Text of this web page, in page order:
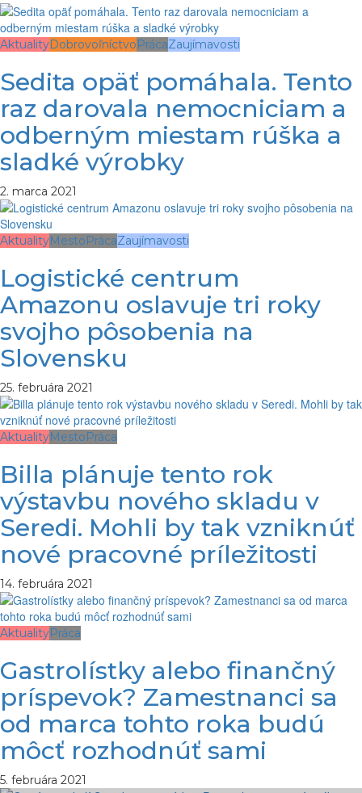
AktualityDobrovoľníctvo PrácaZaujímavosti
Sedita opäť pomáhala. Tento
raz darovala nemocniciam a
odberným miestam rúška a
sladké výrobky
2. marca 2021
AktualityMesto PrácaZaujímavosti
Logistické centrum
Amazonu oslavuje tri roky
svojho pôsobenia na
Slovensku
25. februára 2021
AktualityMesto Práca
Billa plánuje tento rok
výstavbu nového skladu v
Seredi. Mohli by tak vzniknúť
nové pracovné príležitosti
14. februára 2021
AktualityPráca
Gastrolístky alebo finančný
príspevok? Zamestnanci sa
od marca tohto roka budú
môcť rozhodnúť sami
5. februára 2021